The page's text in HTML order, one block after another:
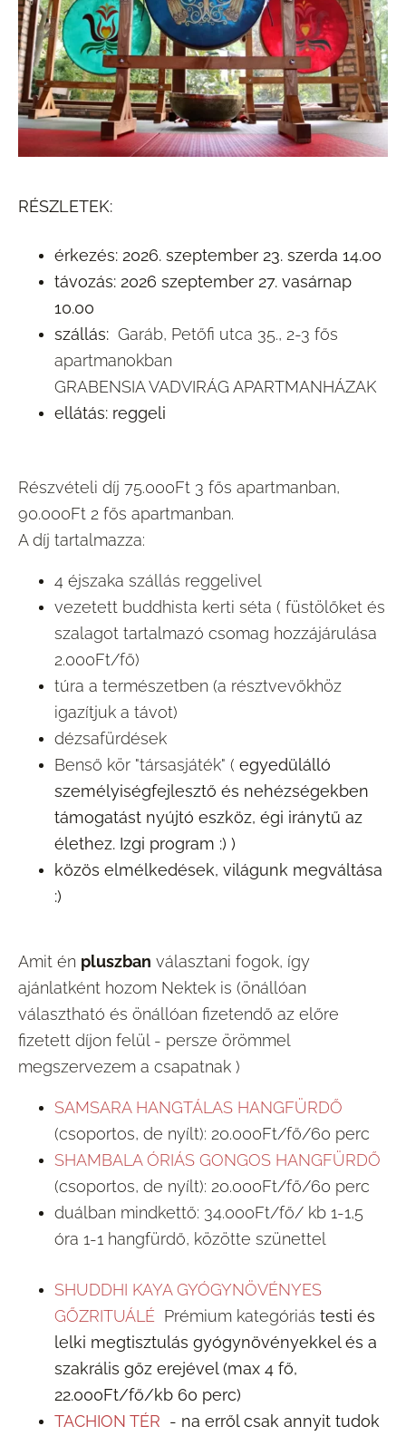
RÉSZLETEK:
érkezés: 2026. szeptember 23. szerda 14.00
távozás: 2026 szeptember 27. vasárnap
10.00
szállás: Garáb, Petőfi utca 35., 2-3 fős
apartmanokban
GRABENSIA VADVIRÁG APARTMANHÁZAK
ellátás: reggeli
Részvételi díj 75.000Ft 3 fős apartmanban,
90.000Ft 2 fős apartmanban.
A díj tartalmazza:
4 éjszaka szállás reggelivel
vezetett buddhista kerti séta ( füstölőket és
szalagot tartalmazó csomag hozzájárulása
2.000Ft/fő)
túra a természetben (a résztvevőkhöz
igazítjuk a távot)
dézsafürdések
Benső kör "társasjáték" ( egyedülálló
személyiségfejlesztő és nehézségekben
támogatást nyújtó eszköz, égi iránytű az
élethez. Izgi program :) )
közös elmélkedések, világunk megváltása
:)
Amit én pluszban választani fogok, így
ajánlatként hozom Nektek is (önállóan
választható és önállóan fizetendő az előre
fizetett díjon felül - persze örömmel
megszervezem a csapatnak )
SAMSARA HANGTÁLAS HANGFÜRDŐ
(csoportos, de nyílt): 20.000Ft/fő/60 perc
SHAMBALA ÓRIÁS GONGOS HANGFÜRDŐ
(csoportos, de nyílt): 20.000Ft/fő/60 perc
duálban mindkettő: 34.000Ft/fő/ kb 1-1,5
óra 1-1 hangfürdő, közötte szünettel
SHUDDHI KAYA GYÓGYNÖVÉNYES
GŐZRITUÁLÉ Prémium kategóriás testi és
lelki megtisztulás gyógynövényekkel és a
szakrális gőz erejével (max 4 fő,
22.000Ft/fő/kb 60 perc)
TACHION TÉR - na erről csak annyit tudok